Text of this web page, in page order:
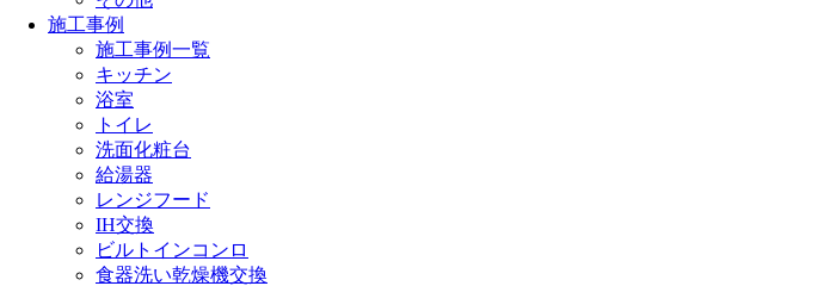
施工事例
施工事例一覧
キッチン
浴室
トイレ
洗面化粧台
給湯器
レンジフード
IH交換
ビルトインコンロ
食器洗い乾燥機交換